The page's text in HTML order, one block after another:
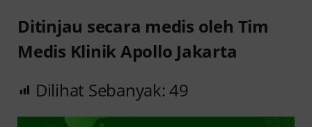
Ditinjau secara medis oleh Tim
Medis Klinik Apollo Jakarta
Dilihat Sebanyak:49